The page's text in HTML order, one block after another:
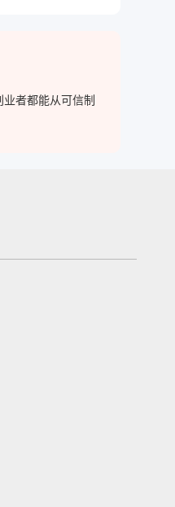
者都能从可信制